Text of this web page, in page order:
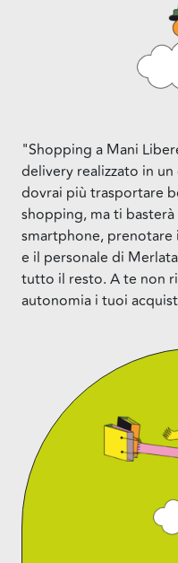
"Shopping a Mani
delivery realizzato in
dovrai più trasportare
shopping, ma ti
smartphone, prenotare
e il personale di
tutto il resto. A te non
autonomia i tuoi